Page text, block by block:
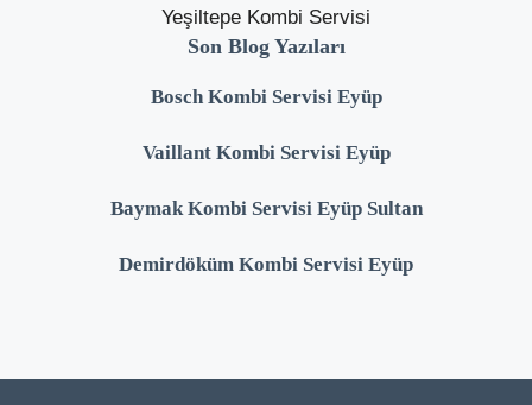
Yeşiltepe Kombi Servisi
Son Blog Yazıları
Bosch Kombi Servisi Eyüp
Vaillant Kombi Servisi Eyüp
Baymak Kombi Servisi Eyüp Sultan
Demirdöküm Kombi Servisi Eyüp